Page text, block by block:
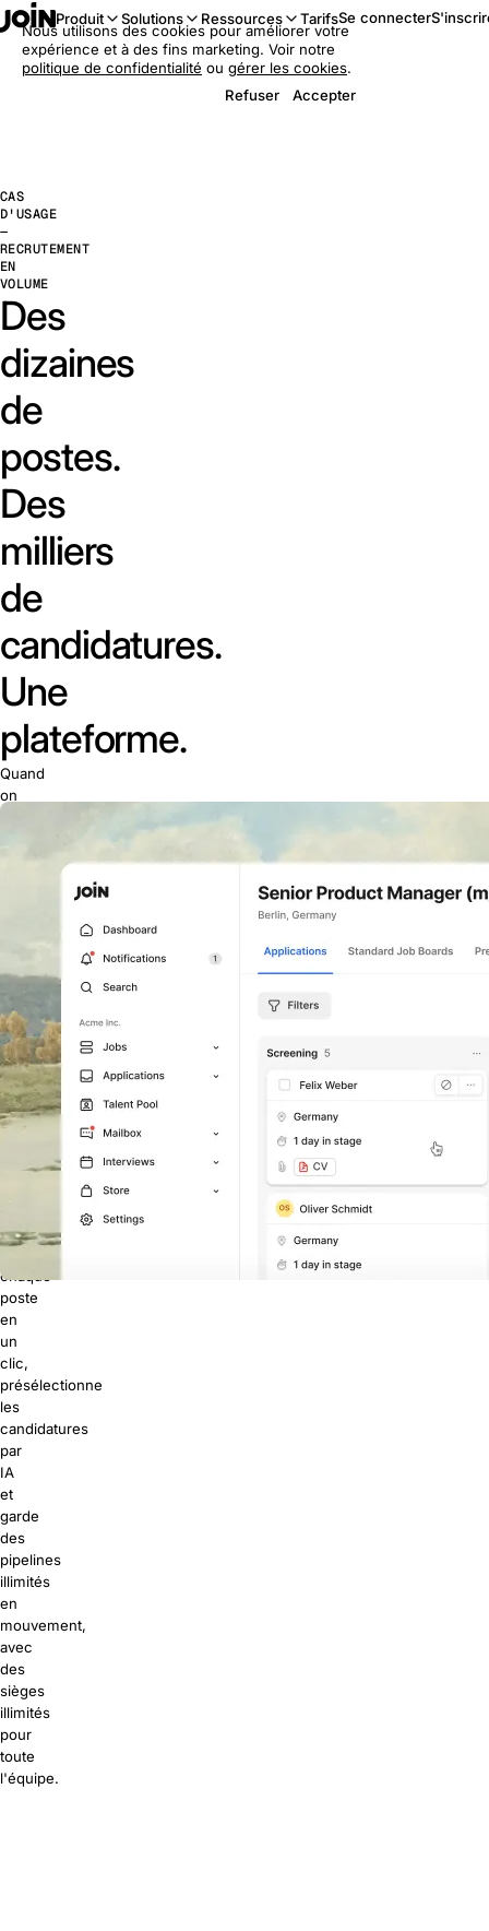
Produit Solutions Ressources TarifsSe connecter
CAS
D'USAGE
—
RECRUTEMENT
EN
VOLUME
Des
dizaines
de
postes.
Des
milliers
de
candidatures.
Une
plateforme.
Quand
on
volume,
main
le
tri
de
la
boîte
mail
Join
chaque
poste
en
un
clic,
présélectionne
les
candidatures
par
IA
et
garde
des
pipelines
illimités
en
mouvement,
avec
des
sièges
illimités
pour
toute
l'équipe.
Nous utilisons des cookies pour améliorer votre
expérience et à des fins marketing. Voir notre
politique de confidentialité ou gérer les cookies.
Refuser
Accepter